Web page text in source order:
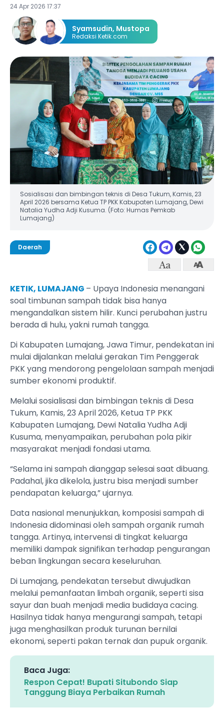
24 Apr 2026 17:37
Syamsudin, Mustopa
Redaksi Ketik.com
Sosialisasi dan bimbingan teknis di Desa Tukum, Kamis, 23
April 2026 bersama Ketua TP PKK Kabupaten Lumajang, Dewi
Natalia Yudha Adji Kusuma. (Foto: Humas Pemkab
Lumajang)
Daerah
KETIK, LUMAJANG – Upaya Indonesia menangani
soal timbunan sampah tidak bisa hanya
mengandalkan sistem hilir. Kunci perubahan justru
berada di hulu, yakni rumah tangga.
Di Kabupaten Lumajang, Jawa Timur, pendekatan ini
mulai dijalankan melalui gerakan Tim Penggerak
PKK yang mendorong pengelolaan sampah menjadi
sumber ekonomi produktif.
Melalui sosialisasi dan bimbingan teknis di Desa
Tukum, Kamis, 23 April 2026, Ketua TP PKK
Kabupaten Lumajang, Dewi Natalia Yudha Adji
Kusuma, menyampaikan, perubahan pola pikir
masyarakat menjadi fondasi utama.
“Selama ini sampah dianggap selesai saat dibuang.
Padahal, jika dikelola, justru bisa menjadi sumber
pendapatan keluarga,” ujarnya.
Data nasional menunjukkan, komposisi sampah di
Indonesia didominasi oleh sampah organik rumah
tangga. Artinya, intervensi di tingkat keluarga
memiliki dampak signifikan terhadap pengurangan
beban lingkungan secara keseluruhan.
Di Lumajang, pendekatan tersebut diwujudkan
melalui pemanfaatan limbah organik, seperti sisa
sayur dan buah menjadi media budidaya cacing.
Hasilnya tidak hanya mengurangi sampah, tetapi
juga menghasilkan produk turunan bernilai
ekonomi, seperti pakan ternak dan pupuk organik.
Baca Juga:
Respon Cepat! Bupati Situbondo Siap
Tanggung Biaya Perbaikan Rumah